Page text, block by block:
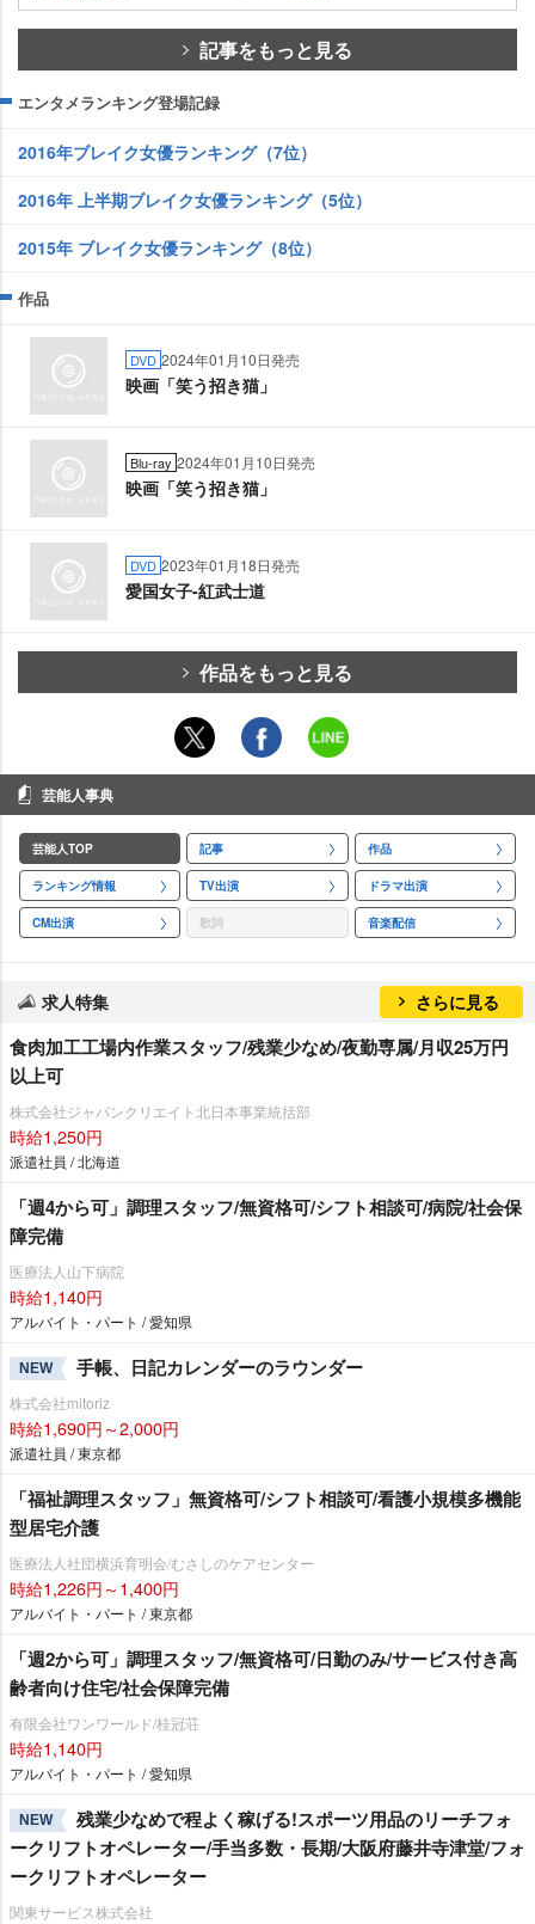
記事をもっと見る
エンタメランキング登場記録
2016年ブレイク女優ランキング（7位）
2016年 上半期ブレイク女優ランキング（5位）
2015年 ブレイク女優ランキング（8位）
作品
DVD 2024年01月10日発売
映画「笑う招き猫」
Blu-ray 2024年01月10日発売
映画「笑う招き猫」
DVD 2023年01月18日発売
愛国女子-紅武士道
作品をもっと見る
芸能人事典
芸能人TOP 記事 作品
ランキング情報 TV出演 ドラマ出演
CM出演 歌詞 音楽配信
求人特集 さらに見る
食肉加工工場内作業スタッフ/残業少なめ/夜勤専属/月収25万円
以上可
株式会社ジャパンクリエイト北日本事業統括部
時給1,250円
派遣社員 / 北海道
「週4から可」調理スタッフ/無資格可/シフト相談可/病院/社会保
障完備
医療法人山下病院
時給1,140円
アルバイト・パート / 愛知県
NEW 手帳、日記カレンダーのラウンダー
株式会社mitoriz
時給1,690円～2,000円
派遣社員 / 東京都
「福祉調理スタッフ」無資格可/シフト相談可/看護小規模多機能
型居宅介護
医療法人社団横浜育明会/むさしのケアセンター
時給1,226円～1,400円
アルバイト・パート / 東京都
「週2から可」調理スタッフ/無資格可/日勤のみ/サービス付き高
齢者向け住宅/社会保障完備
有限会社ワンワールド/桂冠荘
時給1,140円
アルバイト・パート / 愛知県
NEW
残業少なめで程よく稼げる!スポーツ用品のリーチフォ
ークリフトオペレーター/手当多数・長期/大阪府藤井寺津堂/フォ
ークリフトオペレーター
関東サービス株式会社